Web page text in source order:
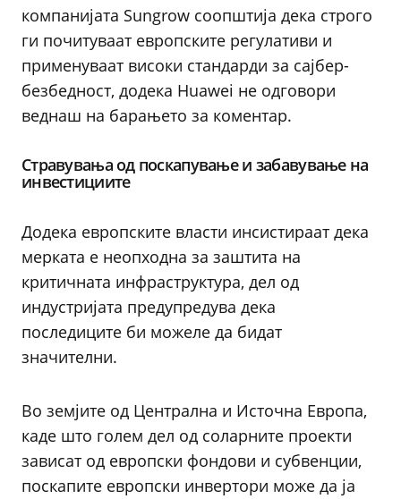
компанијата Sungrow соопштија дека строго
ги почитуваат европските регулативи и
применуваат високи стандарди за сајбер-
безбедност, додека Huawei не одговори
веднаш на барањето за коментар.
Стравувања од поскапување и забавување на
инвестициите
Додека европските власти инсистираат дека
мерката е неопходна за заштита на
критичната инфраструктура, дел од
индустријата предупредува дека
последиците би можеле да бидат
значителни.
Во земјите од Централна и Источна Европа,
каде што голем дел од соларните проекти
зависат од европски фондови и субвенции,
поскапите европски инвертори може да ја